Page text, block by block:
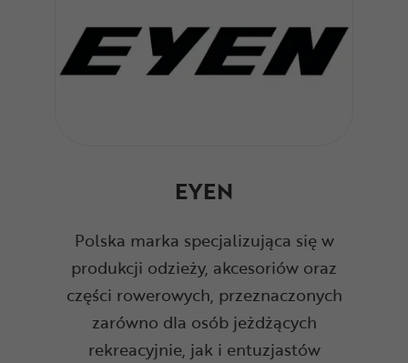
EYEN
Polska marka specjalizująca się w
produkcji odzieży, akcesoriów oraz
części rowerowych, przeznaczonych
zarówno dla osób jeżdżących
rekreacyjnie, jak i entuzjastów